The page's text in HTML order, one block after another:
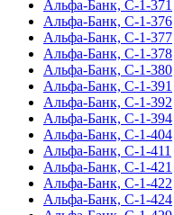
Альфа-Банк, С-1-371
Альфа-Банк, С-1-376
Альфа-Банк, С-1-377
Альфа-Банк, С-1-378
Альфа-Банк, С-1-380
Альфа-Банк, С-1-391
Альфа-Банк, С-1-392
Альфа-Банк, С-1-394
Альфа-Банк, С-1-404
Альфа-Банк, С-1-411
Альфа-Банк, С-1-421
Альфа-Банк, С-1-422
Альфа-Банк, С-1-424